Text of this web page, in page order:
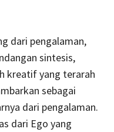
dari pengalaman,
sintesis,
kreatif yang terarah
sebagai
dari pengalaman.
dari Ego yang